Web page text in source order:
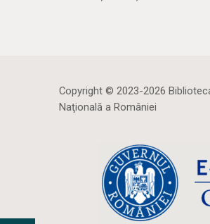
Copyright © 2023-2026
Naţională a României